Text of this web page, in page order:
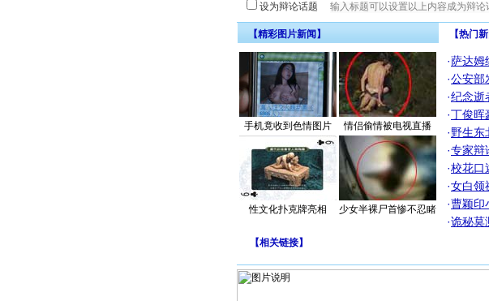
设为辩论话题
【精彩图片新闻】
手机竟收到色情图片 情侣偷情被电视直播
性文化扑克牌亮相 少女半裸尸首惨不忍睹
【热门
·萨达姆
·公安部
·纪念逝
·丁俊晖
·野生东
·专家辩
·校花口
·女白领
·曹颖印
·诡秘莫
【相关链接】